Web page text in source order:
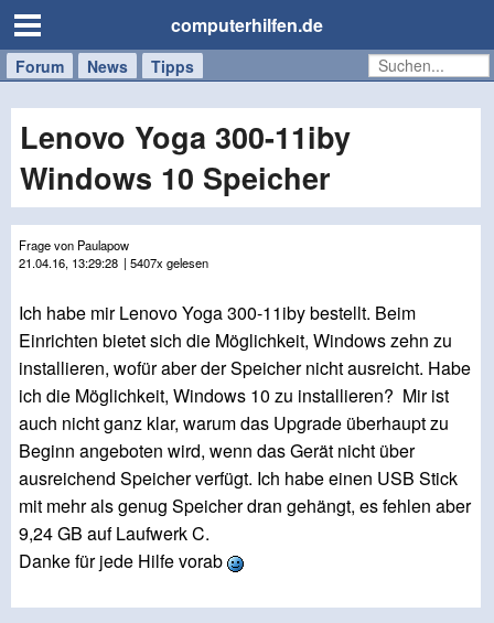
computerhilfen.de
Forum News Tipps
Handy
Tablet
Windows
Mac
Lenovo Yoga 300-11iby
Windows 10 Speicher
Frage von Paulapow
21.04.16, 13:29:28 | 5407x gelesen
Ich habe mir Lenovo Yoga 300-11iby bestellt. Beim
Einrichten bietet sich die Möglichkeit, Windows zehn zu
installieren, wofür aber der Speicher nicht ausreicht. Habe
ich die Möglichkeit, Windows 10 zu installieren? Mir ist
auch nicht ganz klar, warum das Upgrade überhaupt zu
Beginn angeboten wird, wenn das Gerät nicht über
ausreichend Speicher verfügt. Ich habe einen USB Stick
mit mehr als genug Speicher dran gehängt, es fehlen aber
9,24 GB auf Laufwerk C.
Danke für jede Hilfe vorab